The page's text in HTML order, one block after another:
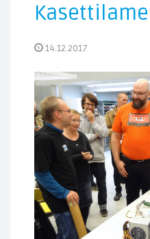
14.12.2017